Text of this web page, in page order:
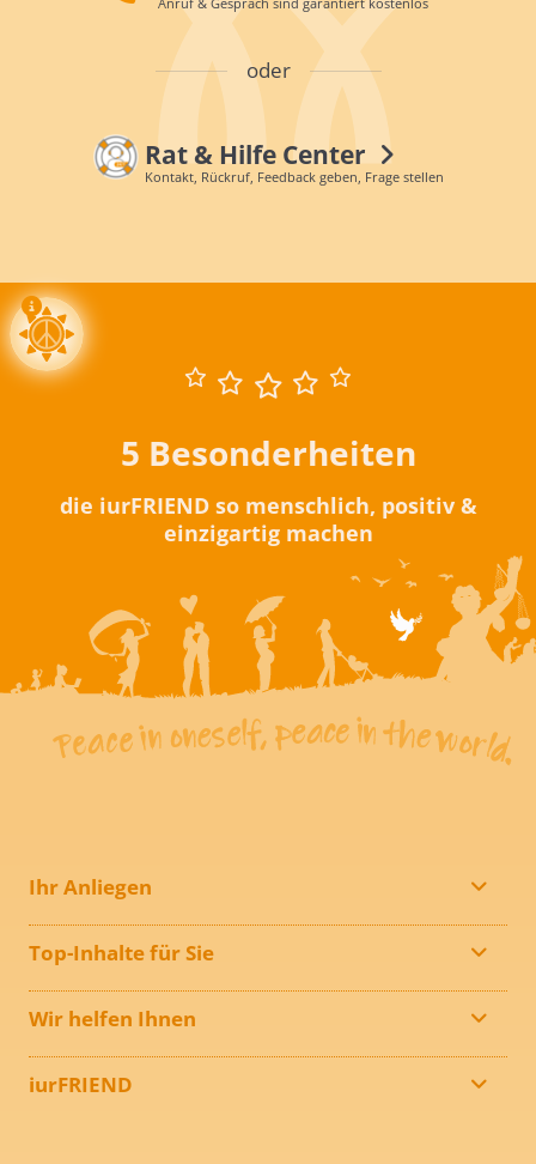
oder
Rat & Hilfe Center
Kontakt, Rückruf, Feedback geben, Frage stellen
5 Besonderheiten
die iurFRIEND so menschlich, positiv &
einzigartig machen
Ihr Anliegen
Top-Inhalte für Sie
Wir helfen Ihnen
iurFRIEND